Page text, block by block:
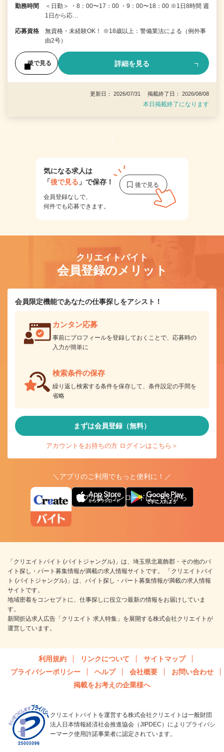
勤務時間
＜日勤＞ ・8：00〜17：00 ・9：00〜18：00 ※1日8時間 週
1日から応…
応募資格
無資格・未経験OK！ ※18歳以上：警備業法による（例外事
由2号）
後で見る 詳細を見る
更新日： 2026/07/31 掲載終了日： 2026/08/08
本日掲載終了になります
1
気になる求人は
「後で見る 」で保存！
会員登録なしで、
何件でも応募できます。
クリエイトバイト
会員登録のメリット
会員限定機能であなたの仕事探しをアシスト！
カンタン応募
事前にプロフィールを登録しておくことで、応募時の
入力が簡単に
検索条件の保存
繰り返し検索する条件を保存して、条件設定の手間を
省略
まずは会員登録（無料）
アカウントをお持ちの方 ログインはこちら＞
＼アプリのご利用でもっと便利に！／
アプリ版ダウンロードはこちらから
「クリエイトバイト (バイトジャングル)」は、埼玉県北葛飾郡・その他のバ
イト探し・パート募集情報が満載の求人情報サイトです。 「クリエイトバイ
ト (バイトジャングル)」は、バイト探し・パート募集情報が満載の求人情報
サイトです。
地域密着をコンセプトに、仕事探しに役立つ最新の情報をお届けしていま
す。
新聞折込求人広告「クリエイト 求人特集」を展開する株式会社クリエイトが
運営しています。
利用規約 リンクについて
サイトマップ
プライバシーポリシー
ヘルプ 会社概要
お問い合わせ
掲載をお考えの企業様へ
クリエイトバイトを運営する株式会社クリエイトは一般財団
法人日本情報経済社会推進協会（JIPDEC）によりプライバシ
ーマーク使用許諾事業者に認定されています。